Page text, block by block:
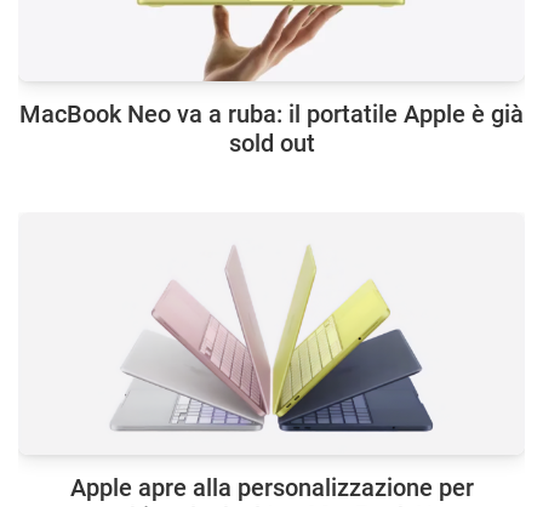
MacBook Neo va a ruba: il portatile Apple è già
sold out
Apple apre alla personalizzazione per